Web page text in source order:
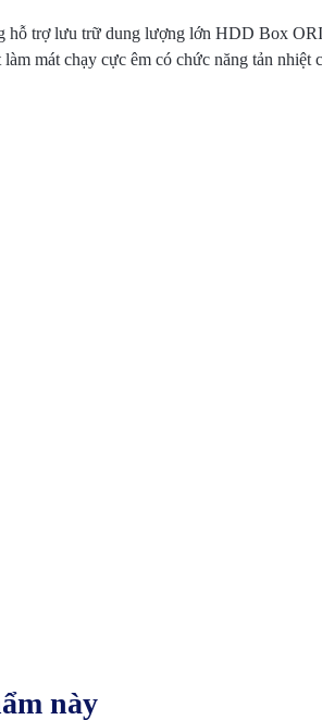
hỗ trợ lưu trữ dung lượng lớn HDD Box
mát chạy cực êm có chức năng tản
này